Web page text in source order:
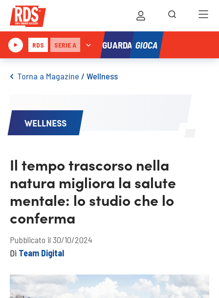
RDS SERIE A GUARDA GIOCA
Torna a Magazine / Wellness
WELLNESS
Il tempo trascorso nella
natura migliora la salute
mentale: lo studio che lo
conferma
Pubblicato il 30/10/2024
Di Team Digital